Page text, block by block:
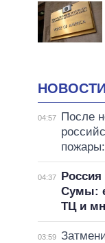
НОВОСТИ
04:57
После
04:37
Сумы:
ТЦ и
03:59